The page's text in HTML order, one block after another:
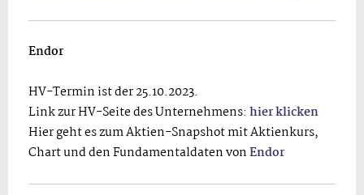
Endor
HV-Termin ist der 25.10.2023.
Link zur HV-Seite des Unternehmens: hier klicken
Hier geht es zum Aktien-Snapshot mit Aktienkurs,
Chart und den Fundamentaldaten vonEndor